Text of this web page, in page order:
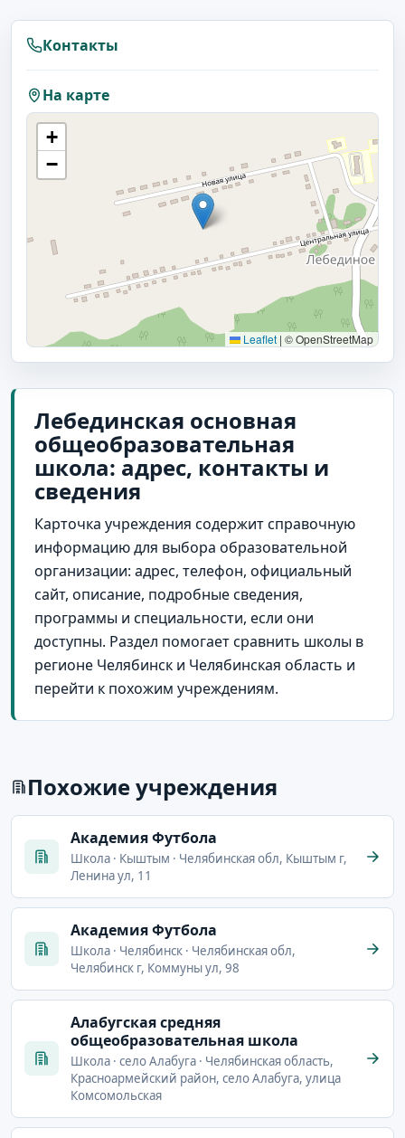
Контакты
На карте
+
−
Leaflet | © OpenStreetMap
Лебединская основная
общеобразовательная
школа: адрес, контакты и
сведения
Карточка учреждения содержит справочную
информацию для выбора образовательной
организации: адрес, телефон, официальный
сайт, описание, подробные сведения,
программы и специальности, если они
доступны. Раздел помогает сравнить школы в
регионе Челябинск и Челябинская область и
перейти к похожим учреждениям.
Похожие учреждения
Академия Футбола
Школа · Кыштым · Челябинская обл, Кыштым г,
Ленина ул, 11
Академия Футбола
Школа · Челябинск · Челябинская обл,
Челябинск г, Коммуны ул, 98
Алабугская средняя
общеобразовательная школа
Школа · село Алабуга · Челябинская область,
Красноармейский район, село Алабуга, улица
Комсомольская